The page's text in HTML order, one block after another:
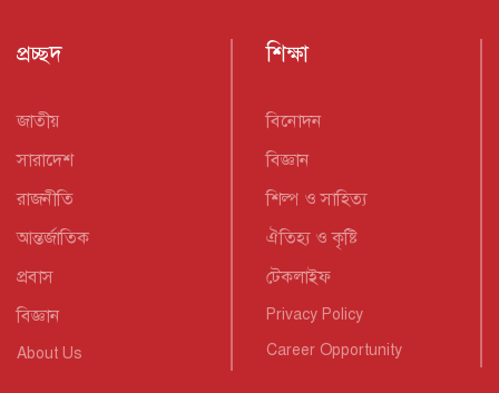
প্রচ্ছদ
জাতীয়
সারাদেশ
রাজনীতি
আন্তর্জাতিক
প্রবাস
বিজ্ঞান
About Us
শিক্ষা
বিনোদন
বিজ্ঞান
শিল্প ও সাহিত্য
ঐতিহ্য ও কৃষ্টি
টেকলাইফ
Privacy Policy
Career Opportunity